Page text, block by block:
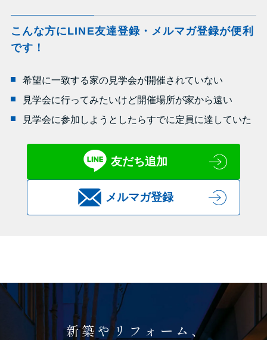
こんな方にLINE友達登録・メルマガ登録が便利
です！
希望に一致する家の見学会が開催されていない
見学会に行ってみたいけど開催場所が家から遠い
見学会に参加しようとしたらすでに定員に達していた
友だち追加
メルマガ登録
新築やリフォーム、